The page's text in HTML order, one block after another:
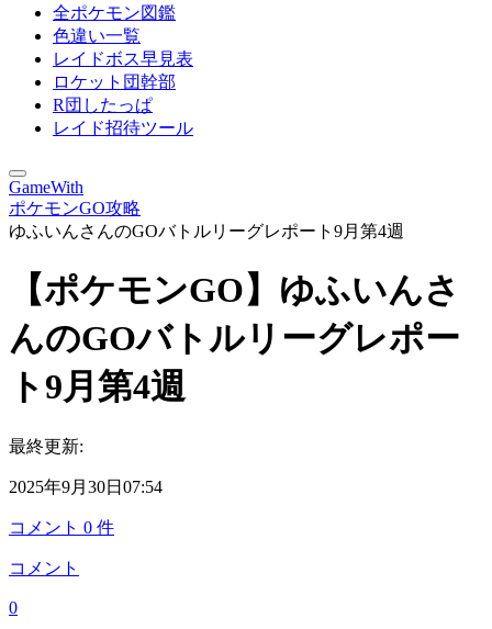
全ポケモン図鑑
色違い一覧
レイドボス早見表
ロケット団幹部
R団したっぱ
レイド招待ツール
GameWith
ポケモンGO攻略
ゆふいんさんのGOバトルリーグレポート9月第4週
【ポケモンGO】ゆふいんさ
んのGOバトルリーグレポー
ト9月第4週
最終更新:
2025年9月30日07:54
コメント 0 件
コメント
0